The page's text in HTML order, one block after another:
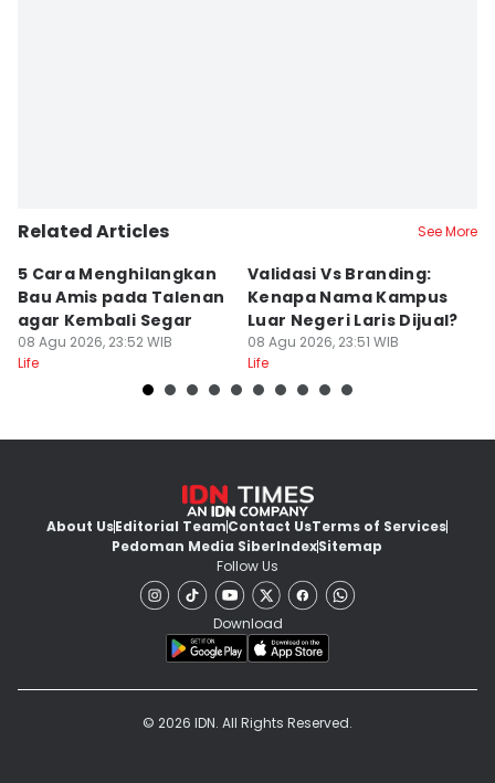
Related Articles See More
5 Cara Menghilangkan
Bau Amis pada Talenan
agar Kembali Segar
08 Agu 2026, 23:52 WIB
Life
Validasi Vs Branding:
Kenapa Nama Kampus
Luar Negeri Laris Dijual?
08 Agu 2026, 23:51 WIB
Life
About UsEditorial TeamContact UsTerms of Services
Pedoman Media SiberIndexSitemap
Follow Us
Download
© 2026 IDN. All Rights Reserved.